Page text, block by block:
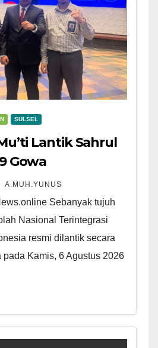
SULSEL
Lantik Sahrul
Gowa
A.MUH.YUNUS
Sebanyak tujuh
Nasional Terintegrasi
resmi dilantik secara
pada Kamis, 6 Agustus 2026